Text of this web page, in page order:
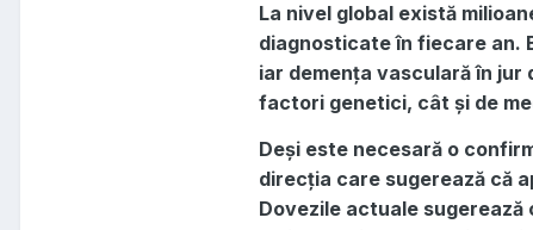
La nivel global există
diagnosticate în fiecare an.
iar demența vasculară în
factori genetici, cât și de
Deși este necesară o
direcția care sugerează că
Dovezile actuale